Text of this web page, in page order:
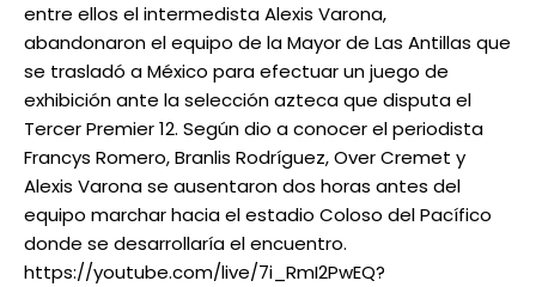
entre ellos el intermedista Alexis Varona,
abandonaron el equipo de la Mayor de Las Antillas que
se trasladó a México para efectuar un juego de
exhibición ante la selección azteca que disputa el
Tercer Premier 12. Según dio a conocer el periodista
Francys Romero, Branlis Rodríguez, Over Cremet y
Alexis Varona se ausentaron dos horas antes del
equipo marchar hacia el estadio Coloso del Pacífico
donde se desarrollaría el encuentro.
https://youtube.com/live/7i_RmI2PwEQ?